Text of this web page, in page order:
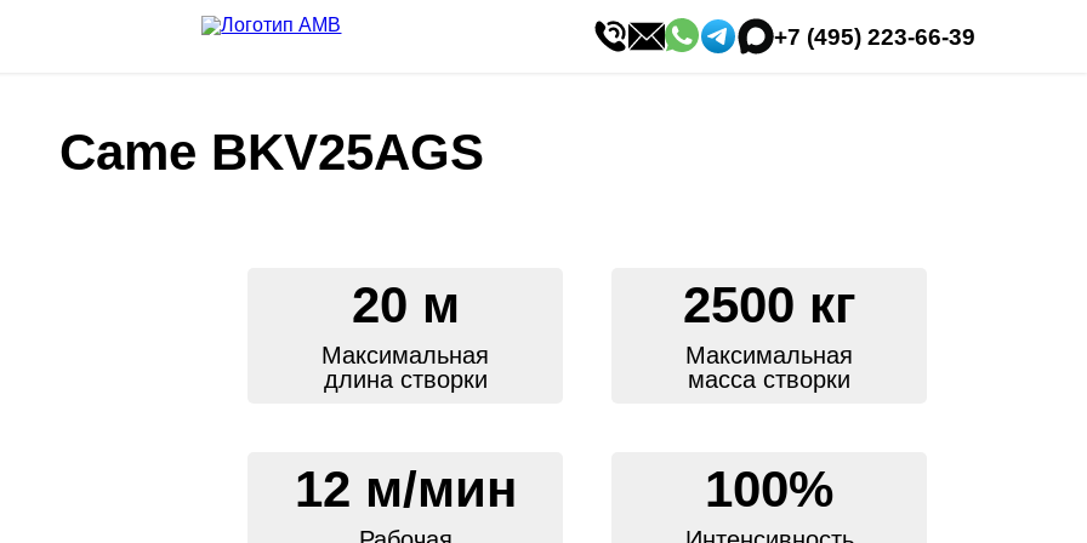
+7 (495) 223-66-39
Came BKV25AGS
20 м
Максимальная
длина створки
2500 кг
Максимальная
масса створки
12 м/мин 100%